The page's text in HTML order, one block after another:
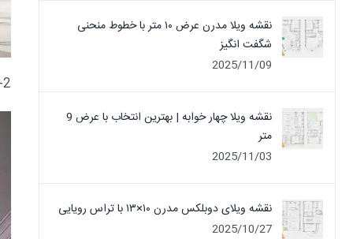
2- در تصویر بالا دکوراسیون نئوکلاسیکی را مشاهده می کنید که از pvc و
نقشه ویلا مدرن عرض ۱۰ متر با خطوط منحنی
شگفت انگیز
2025/11/09
نقشه ویلا چهار خوابه | بهترین انتخاب با عرض 9
متر
2025/11/03
نقشه ویلای دوبلکس مدرن ۱۰×۱۳ با تراس رویایی
2025/10/27